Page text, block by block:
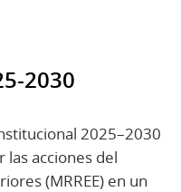
2030
2025–2030
acciones del
(MRREE) en un